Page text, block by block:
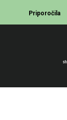
Priporočila